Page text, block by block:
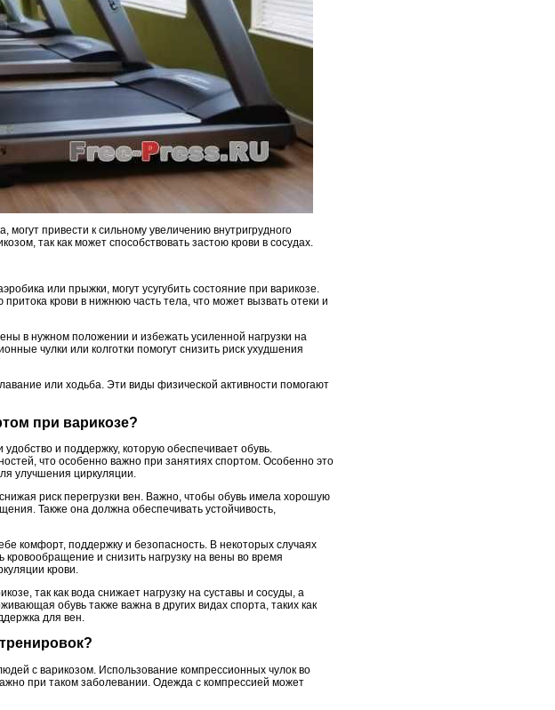
привести к сильному увеличению внутригрудного
так как может способствовать застою крови в сосудах.
или прыжки, могут усугубить состояние при варикозе.
крови в нижнюю часть тела, что может вызвать отеки и
в нужном положении и избежать усиленной нагрузки на
чулки или колготки помогут снизить риск ухудшения
или ходьба. Эти виды физической активности помогают
при варикозе?
и поддержку, которую обеспечивает обувь.
что особенно важно при занятиях спортом. Особенно это
улучшения циркуляции.
риск перегрузки вен. Важно, чтобы обувь имела хорошую
Также она должна обеспечивать устойчивость,
комфорт, поддержку и безопасность. В некоторых случаях
и снизить нагрузку на вены во время
крови.
так как вода снижает нагрузку на суставы и сосуды, а
обувь также важна в других видах спорта, таких как
для вен.
с варикозом. Использование компрессионных чулок во
при таком заболевании. Одежда с компрессией может